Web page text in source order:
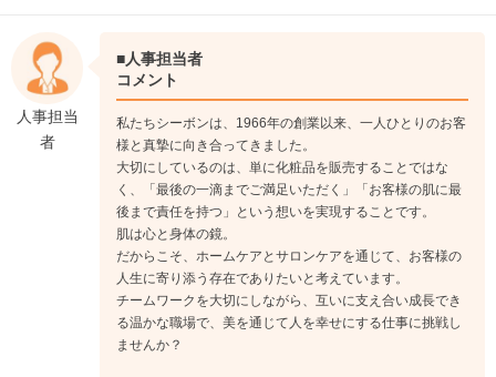
人事担当
者
■人事担当者
コメント
私たちシーボンは、1966年の創業以来、一人ひとりのお客
様と真摯に向き合ってきました。
大切にしているのは、単に化粧品を販売することではな
く、「最後の一滴までご満足いただく」「お客様の肌に最
後まで責任を持つ」という想いを実現することです。
肌は心と身体の鏡。
だからこそ、ホームケアとサロンケアを通じて、お客様の
人生に寄り添う存在でありたいと考えています。
チームワークを大切にしながら、互いに支え合い成長でき
る温かな職場で、美を通じて人を幸せにする仕事に挑戦し
ませんか？